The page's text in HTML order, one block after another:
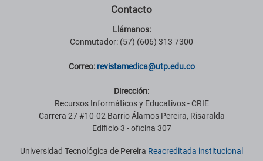
Contacto
Llámanos:
Conmutador: (57) (606) 313 7300
Correo: revistamedica@utp.edu.co
Dirección:
Recursos Informáticos y Educativos - CRIE
Carrera 27 #10-02 Barrio Álamos Pereira, Risaralda
Edificio 3 - oficina 307
Universidad Tecnológica de Pereira Reacreditada institucional